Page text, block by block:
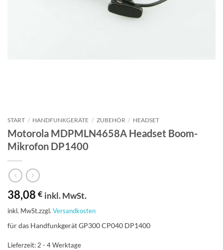
START / HANDFUNKGERÄTE / ZUBEHÖR / HEADSET
Motorola MDPMLN4658A Headset Boom-
Mikrofon DP1400
38,08 € inkl. MwSt.
inkl. MwSt.zzgl. Versandkosten
für das Handfunkgerät GP300 CP040 DP1400
Lieferzeit:2 - 4 Werktage